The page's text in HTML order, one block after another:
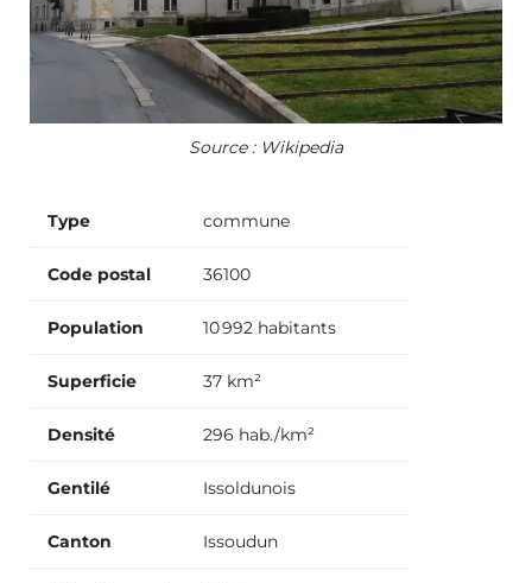
Source : Wikipedia
Type commune
Code postal 36100
Population 10 992 habitants
Superficie 37 km²
Densité 296 hab./km²
Gentilé Issoldunois
Canton Issoudun